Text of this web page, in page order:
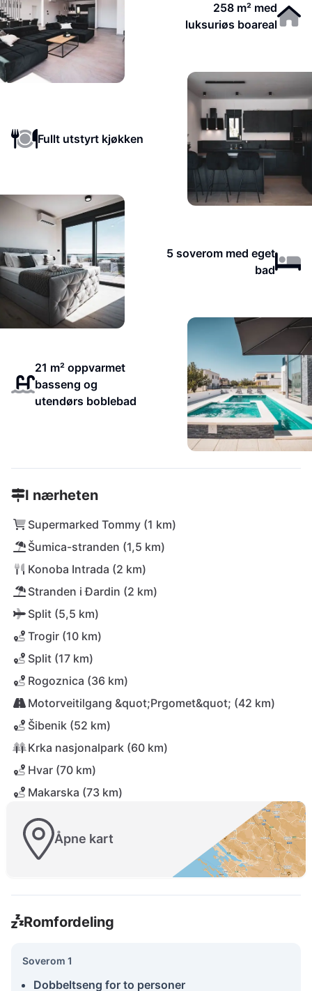
258 m² med
luksuriøs boareal
Fullt utstyrt kjøkken
5 soverom med eget
bad
21 m² oppvarmet
basseng og
utendørs boblebad
I nærheten
Supermarked Tommy (1 km)
Šumica-stranden (1,5 km)
Konoba Intrada (2 km)
Stranden i Đardin (2 km)
Split (5,5 km)
Trogir (10 km)
Split (17 km)
Rogoznica (36 km)
Motorveitilgang &quot;Prgomet&quot; (42 km)
Šibenik (52 km)
Krka nasjonalpark (60 km)
Hvar (70 km)
Makarska (73 km)
Åpne kart
Romfordeling
Soverom 1
Dobbeltseng for to personer